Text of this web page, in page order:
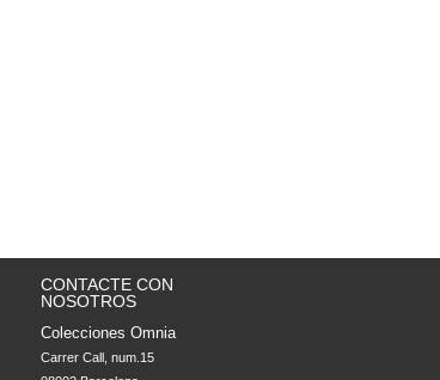
CONTACTE CON
NOSOTROS
Colecciones Omnia
Carrer Call, num.15